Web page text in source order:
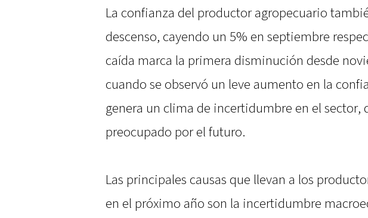
La confianza del productor agropecuario
descenso, cayendo un 5% en septiembre
caída marca la primera disminución desde
cuando se observó un leve aumento en la
genera un clima de incertidumbre en el sector,
preocupado por el futuro.
Las principales causas que llevan a los
en el próximo año son la incertidumbre